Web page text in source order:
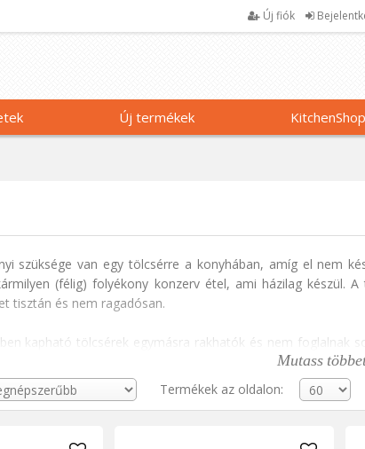
Új fiók
Új termékek
szüksége van egy tölcsérre a konyhában, amíg el nem
(félig) folyékony konzerv étel, ami házilag készül.
tisztán és nem ragadósan.
kapható tölcsérek egymásra rakhatók és nem foglalnak
ha a tölcsért fogantyúval kell ellátni a könnyű kezelés
szűrő jól használható a húsleveshez, hogy a
Mutass
Termékek az oldalon: